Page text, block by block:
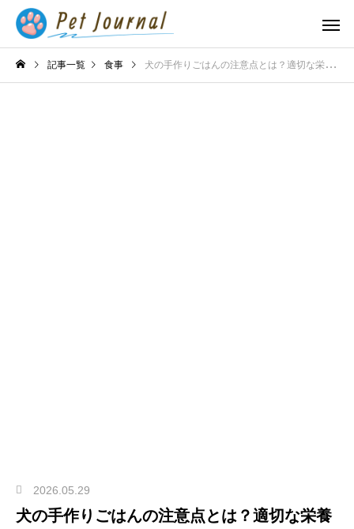
記事一覧 食事 犬の手作りごはんの注意点とは？適切な栄養バランスで健康を維持する
2026.05.29
犬の手作りごはんの注意点とは？適切な栄養